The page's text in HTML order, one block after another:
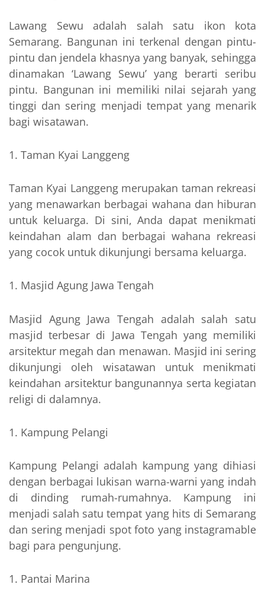
Lawang Sewu adalah salah satu ikon kota
Semarang. Bangunan ini terkenal dengan pintu-
pintu dan jendela khasnya yang banyak, sehingga
dinamakan ‘Lawang Sewu’ yang berarti seribu
pintu. Bangunan ini memiliki nilai sejarah yang
tinggi dan sering menjadi tempat yang menarik
bagi wisatawan.
Taman Kyai Langgeng
Taman Kyai Langgeng merupakan taman rekreasi
yang menawarkan berbagai wahana dan hiburan
untuk keluarga. Di sini, Anda dapat menikmati
keindahan alam dan berbagai wahana rekreasi
yang cocok untuk dikunjungi bersama keluarga.
Masjid Agung Jawa Tengah
Masjid Agung Jawa Tengah adalah salah satu
masjid terbesar di Jawa Tengah yang memiliki
arsitektur megah dan menawan. Masjid ini sering
dikunjungi oleh wisatawan untuk menikmati
keindahan arsitektur bangunannya serta kegiatan
religi di dalamnya.
Kampung Pelangi
Kampung Pelangi adalah kampung yang dihiasi
dengan berbagai lukisan warna-warni yang indah
di dinding rumah-rumahnya. Kampung ini
menjadi salah satu tempat yang hits di Semarang
dan sering menjadi spot foto yang instagramable
bagi para pengunjung.
Pantai Marina